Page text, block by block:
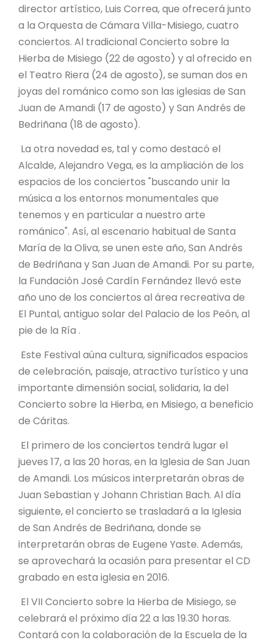
director artístico, Luis Correa, que ofrecerá junto
a la Orquesta de Cámara Villa-Misiego, cuatro
conciertos. Al tradicional Concierto sobre la
Hierba de Misiego (22 de agosto) y al ofrecido en
el Teatro Riera (24 de agosto), se suman dos en
joyas del románico como son las iglesias de San
Juan de Amandi (17 de agosto) y San Andrés de
Bedriñana (18 de agosto).
La otra novedad es, tal y como destacó el
Alcalde, Alejandro Vega, es la ampliación de los
espacios de los conciertos "buscando unir la
música a los entornos monumentales que
tenemos y en particular a nuestro arte
románico". Así, al escenario habitual de Santa
María de la Oliva, se unen este año, San Andrés
de Bedriñana y San Juan de Amandi. Por su parte,
la Fundación José Cardín Fernández llevó este
año uno de los conciertos al área recreativa de
El Puntal, antiguo solar del Palacio de los Peón, al
pie de la Ría .
Este Festival aúna cultura, significados espacios
de celebración, paisaje, atractivo turístico y una
importante dimensión social, solidaria, la del
Concierto sobre la Hierba, en Misiego, a beneficio
de Cáritas.
El primero de los conciertos tendrá lugar el
jueves 17, a las 20 horas, en la Iglesia de San Juan
de Amandi. Los músicos interpretarán obras de
Juan Sebastian y Johann Christian Bach. Al día
siguiente, el concierto se trasladará a la Iglesia
de San Andrés de Bedriñana, donde se
interpretarán obras de Eugene Yaste. Además,
se aprovechará la ocasión para presentar el CD
grabado en esta iglesia en 2016.
El VII Concierto sobre la Hierba de Misiego, se
celebrará el próximo día 22 a las 19.30 horas.
Contará con la colaboración de la Escuela de la